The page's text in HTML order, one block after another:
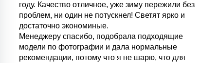
году. Качество отличное, уже зиму пережили без
проблем, ни один не потускнел! Светят ярко и
достаточно экономиные.
Менеджеру спасибо, подобрала подходящие
модели по фотографии и дала нормальные
рекомендации, потому что я не шарю, что для